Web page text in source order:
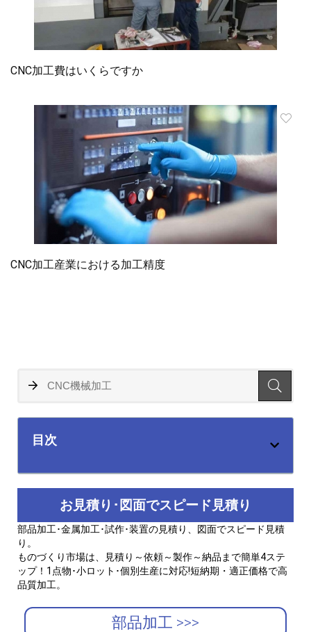
CNC加工費はいくらですか
CNC加工産業における加工精度
目次
お見積り･図面でスピード見積り
部品加工･金属加工･試作･装置の見積り、図面でスピード見積
り。
ものづくり市場は、見積り～依頼～製作～納品まで簡単4ステ
ップ！1点物･小ロット･個別生産に対応!短納期・適正価格で高
品質加工。
部品加工 >>>